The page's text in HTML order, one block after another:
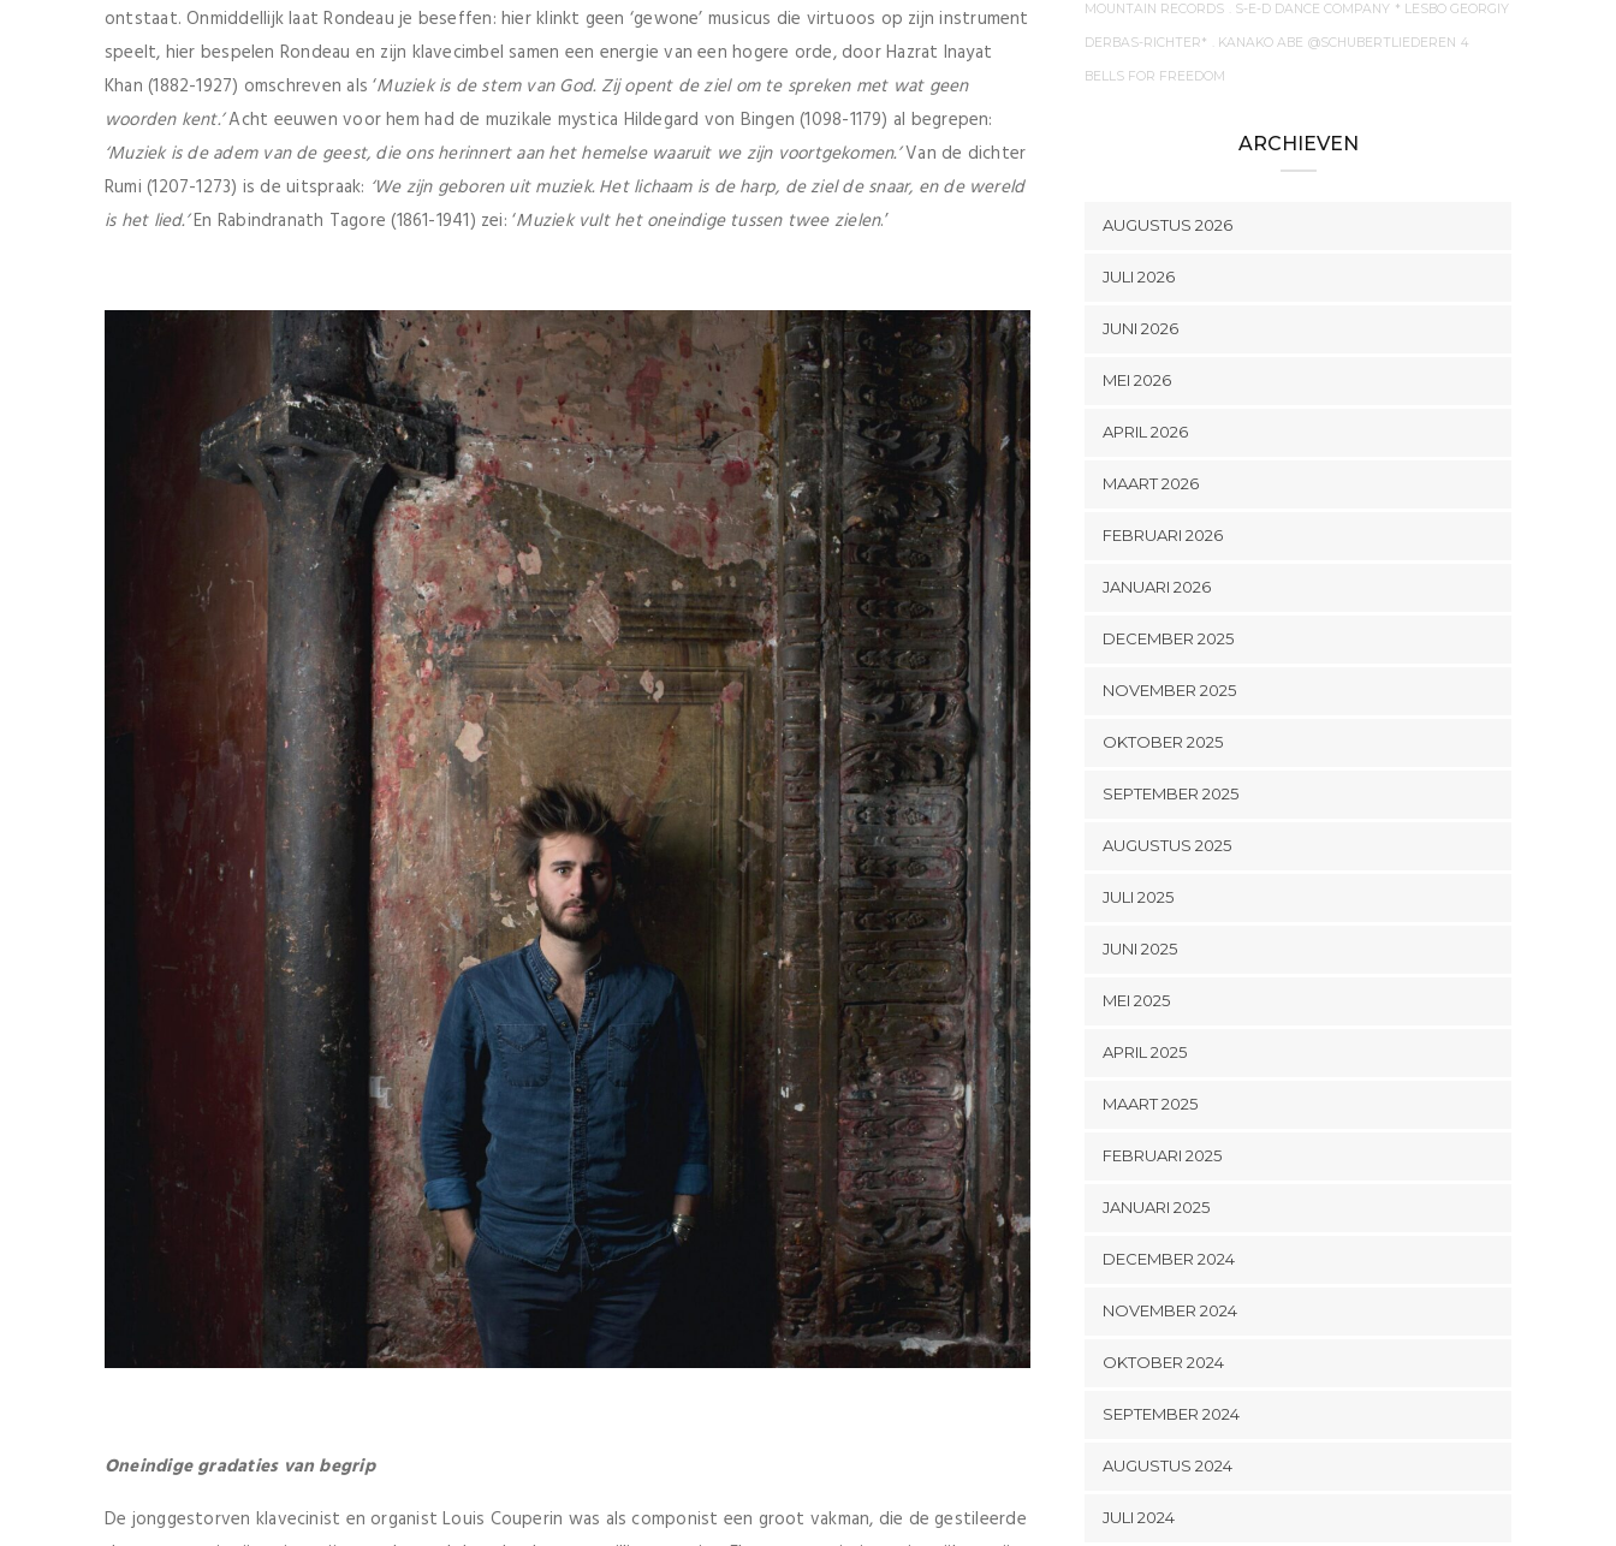
ontstaat. Onmiddellijk laat Rondeau je beseffen: hier klinkt geen ‘gewone’ musicus die virtuoos op zijn instrument
speelt, hier bespelen Rondeau en zijn klavecimbel samen een energie van een hogere orde, door Hazrat Inayat
Khan (1882-1927) omschreven als ‘Muziek is de stem van God. Zij opent de ziel om te spreken met wat geen
woorden kent.’Acht eeuwen voor hem had de muzikale mystica Hildegard von Bingen (1098-1179) al begrepen:
‘Muziek is de adem van de geest, die ons herinnert aan het hemelse waaruit we zijn voortgekomen.’Van de dichter
Rumi (1207-1273) is de uitspraak: ‘We zijn geboren uit muziek. Het lichaam is de harp, de ziel de snaar, en de wereld
is het lied.’En Rabindranath Tagore (1861-1941) zei: ‘Muziek vult het oneindige tussen twee zielen.’
Oneindige gradaties van begrip
De jonggestorven klavecinist en organist Louis Couperin was als componist een groot vakman, die de gestileerde
MOUNTAIN RECORDS . S-E-D DANCE COMPANY * LESBO GEORGIY
DERBAS-RICHTER* . KANAKO ABE @SCHUBERTLIEDEREN 4
BELLS FOR FREEDOM
ARCHIEVEN
AUGUSTUS 2026
JULI 2026
JUNI 2026
MEI 2026
APRIL 2026
MAART 2026
FEBRUARI 2026
JANUARI 2026
DECEMBER 2025
NOVEMBER 2025
OKTOBER 2025
SEPTEMBER 2025
AUGUSTUS 2025
JULI 2025
JUNI 2025
MEI 2025
APRIL 2025
MAART 2025
FEBRUARI 2025
JANUARI 2025
DECEMBER 2024
NOVEMBER 2024
OKTOBER 2024
SEPTEMBER 2024
AUGUSTUS 2024
JULI 2024